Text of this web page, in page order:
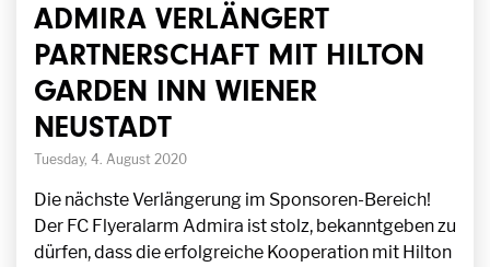
ADMIRA VERLÄNGERT
PARTNERSCHAFT MIT HILTON
GARDEN INN WIENER
NEUSTADT
Tuesday, 4. August 2020
Die nächste Verlängerung im Sponsoren-Bereich!
Der FC Flyeralarm Admira ist stolz, bekanntgeben zu
dürfen, dass die erfolgreiche Kooperation mit Hilton